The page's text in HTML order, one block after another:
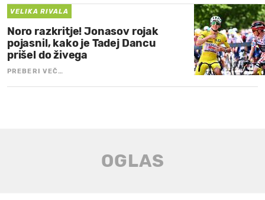
VELIKA RIVALA
Noro razkritje! Jonasov rojak
pojasnil, kako je Tadej Dancu
prišel do živega
PREBERI VEČ…